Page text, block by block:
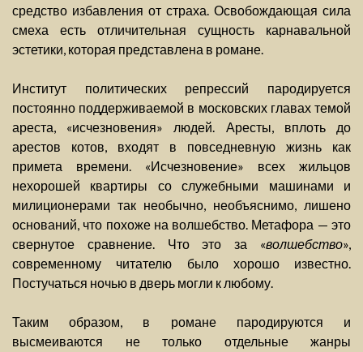
средство избавления от страха. Освобождающая сила
смеха есть отличительная сущность карнавальной
эстетики, которая представлена в романе.
Институт политических репрессий пародируется
постоянно поддерживаемой в московских главах темой
ареста, «исчезновения» людей. Аресты, вплоть до
арестов котов, входят в повседневную жизнь как
примета времени. «Исчезновение» всех жильцов
нехорошей квартиры со служебными машинами и
милиционерами так необычно, необъяснимо, лишено
оснований, что похоже на волшебство. Метафора — это
свернутое сравнение. Что это за «волшебство»,
современному читателю было хорошо известно.
Постучаться ночью в дверь могли к любому.
Таким образом, в романе пародируются и
высмеиваются не только отдельные жанры